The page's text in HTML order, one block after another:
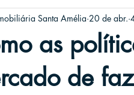
as
de
Santa Amélia 20 de abr.